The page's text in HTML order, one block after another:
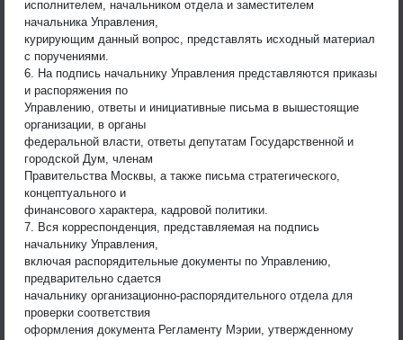
исполнителем, начальником отдела и заместителем
начальника Управления,
курирующим данный вопрос, представлять исходный материал
с поручениями.
6. На подпись начальнику Управления представляются приказы
и распоряжения по
Управлению, ответы и инициативные письма в вышестоящие
организации, в органы
федеральной власти, ответы депутатам Государственной и
городской Дум, членам
Правительства Москвы, а также письма стратегического,
концептуального и
финансового характера, кадровой политики.
7. Вся корреспонденция, представляемая на подпись
начальнику Управления,
включая распорядительные документы по Управлению,
предварительно сдается
начальнику организационно-распорядительного отдела для
проверки соответствия
оформления документа Регламенту Мэрии, утвержденному